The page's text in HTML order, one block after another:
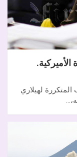
لهيلاري